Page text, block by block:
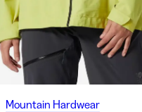
Mountain Hardwear